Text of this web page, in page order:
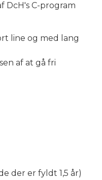
DcH's C-program
line og med lang
af at gå fri
der er fyldt 1,5 år)